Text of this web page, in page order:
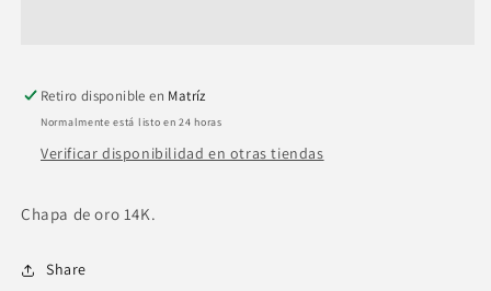
Retiro disponible en Matríz
Normalmente está listo en 24 horas
Verificar disponibilidad en otras tiendas
Chapa de oro 14K.
Share